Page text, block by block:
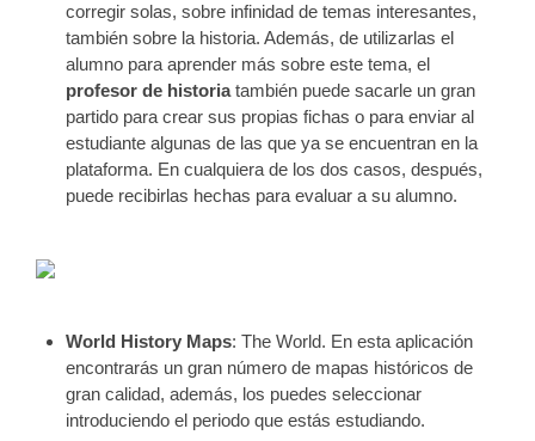
corregir solas, sobre infinidad de temas interesantes,
también sobre la historia. Además, de utilizarlas el
alumno para aprender más sobre este tema, el
profesor de historiatambién puede sacarle un gran
partido para crear sus propias fichas o para enviar al
estudiante algunas de las que ya se encuentran en la
plataforma. En cualquiera de los dos casos, después,
puede recibirlas hechas para evaluar a su alumno.
World History Maps: The World. En esta aplicación
encontrarás un gran número de mapas históricos de
gran calidad, además, los puedes seleccionar
introduciendo el periodo que estás estudiando.